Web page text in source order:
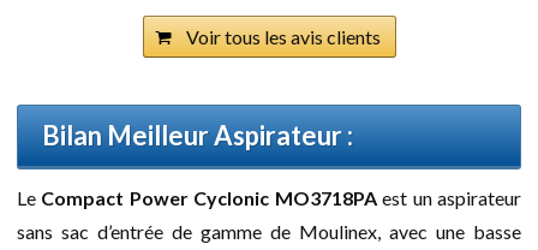
Voir tous les avis clients
Bilan Meilleur Aspirateur :
Le Compact Power Cyclonic MO3718PAest un aspirateur
sans sac d’entrée de gamme de Moulinex, avec une basse